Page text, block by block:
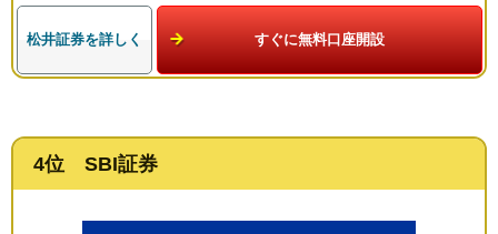
松井証券を詳しく すぐに無料口座開設
4位 SBI証券